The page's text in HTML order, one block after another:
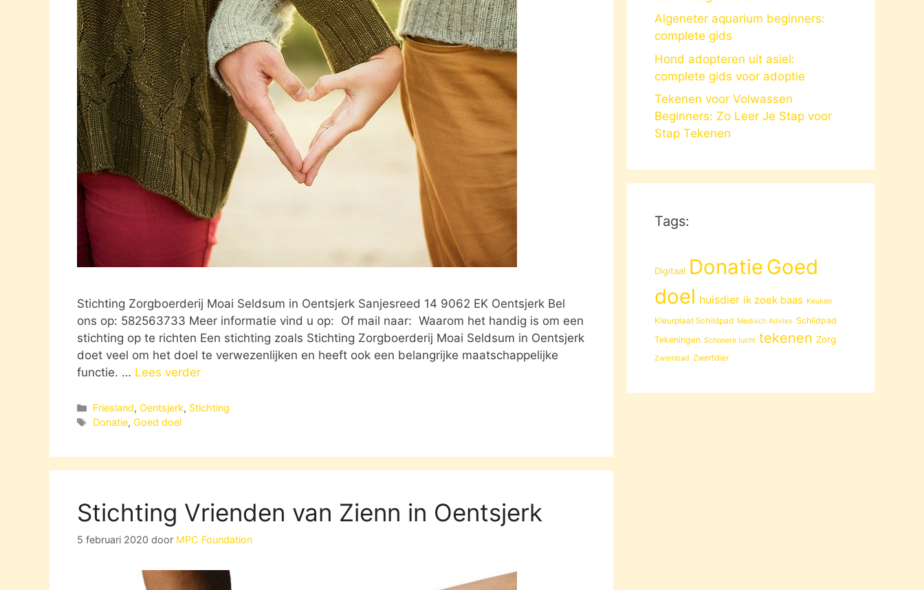
Stichting Zorgboerderij Moai Seldsum in Oentsjerk Sanjesreed 14 9062 EK Oentsjerk Bel
ons op: 582563733 Meer informatie vind u op: Of mail naar: Waarom het handig is om een
stichting op te richten Een stichting zoals Stichting Zorgboerderij Moai Seldsum in Oentsjerk
doet veel om het doel te verwezenlijken en heeft ook een belangrijke maatschappelijke
functie. … Lees verder
Categorieën
Friesland, Oentsjerk, Stichting
Tags
Donatie,Goed doel
Stichting Vrienden van Zienn in Oentsjerk
5 februari 2020 door MPC Foundation
Algeneter aquarium beginners:
complete gids
Hond adopteren uit asiel:
complete gids voor adoptie
Tekenen voor Volwassen
Beginners: Zo Leer Je Stap voor
Stap Tekenen
Tags:
Digitaal Donatie Goed
doel huisdier ik zoek baas Keuken
Kleurplaat Schildpad Medisch Advies Schildpad
Tekeningen Schonere lucht tekenen Zorg
Zwembad Zwerfdier